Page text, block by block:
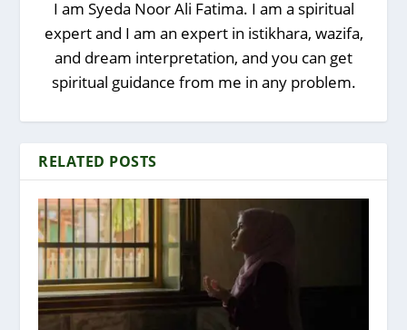
I am Syeda Noor Ali Fatima. I am a spiritual
expert and I am an expert in istikhara, wazifa,
and dream interpretation, and you can get
spiritual guidance from me in any problem.
RELATED POSTS